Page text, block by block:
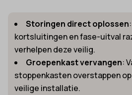
Storingen direct oplossen
kortsluitingen en fase-uitval
verhelpen deze veilig.
Groepenkast vervangen:
stoppenkasten overstappen
veilige installatie.